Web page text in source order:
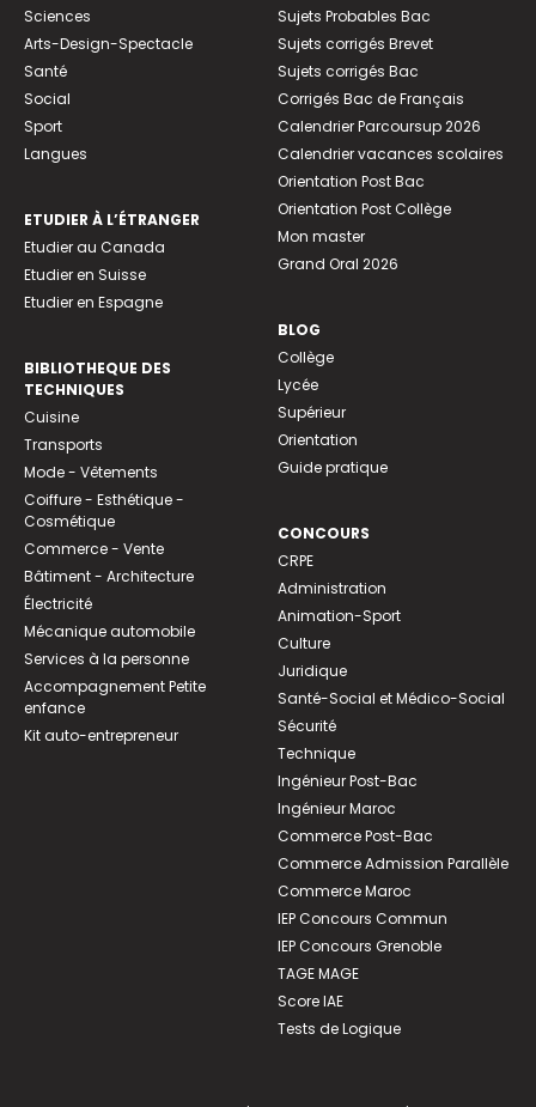
Sciences
Arts-Design-Spectacle
Santé
Social
Sport
Langues
ETUDIER À L’ÉTRANGER
Etudier au Canada
Etudier en Suisse
Etudier en Espagne
BIBLIOTHEQUE DES
TECHNIQUES
Cuisine
Transports
Mode - Vêtements
Coiffure - Esthétique -
Cosmétique
Commerce - Vente
Bâtiment - Architecture
Électricité
Mécanique automobile
Services à la personne
Accompagnement Petite
enfance
Kit auto-entrepreneur
Sujets Probables Bac
Sujets corrigés Brevet
Sujets corrigés Bac
Corrigés Bac de Français
Calendrier Parcoursup 2026
Calendrier vacances scolaires
Orientation Post Bac
Orientation Post Collège
Mon master
Grand Oral 2026
BLOG
Collège
Lycée
Supérieur
Orientation
Guide pratique
CONCOURS
CRPE
Administration
Animation-Sport
Culture
Juridique
Santé-Social et Médico-Social
Sécurité
Technique
Ingénieur Post-Bac
Ingénieur Maroc
Commerce Post-Bac
Commerce Admission Parallèle
Commerce Maroc
IEP Concours Commun
IEP Concours Grenoble
TAGE MAGE
Score IAE
Tests de Logique